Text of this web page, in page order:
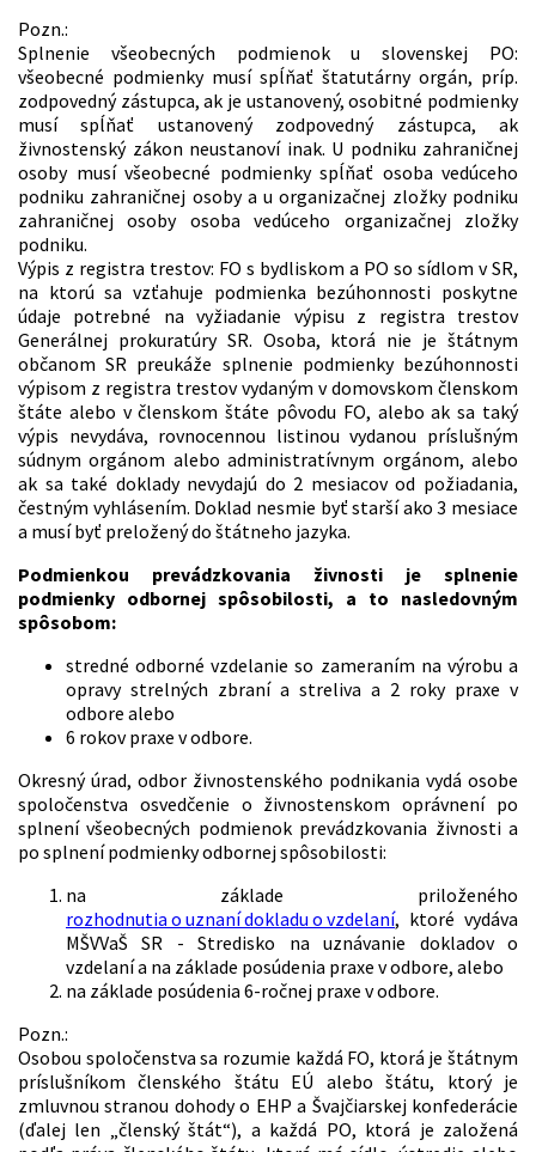
Pozn.:
Splnenie všeobecných podmienok u slovenskej PO:
všeobecné podmienky musí spĺňať štatutárny orgán, príp.
zodpovedný zástupca, ak je ustanovený, osobitné podmienky
musí spĺňať ustanovený zodpovedný zástupca, ak
živnostenský zákon neustanoví inak. U podniku zahraničnej
osoby musí všeobecné podmienky spĺňať osoba vedúceho
podniku zahraničnej osoby a u organizačnej zložky podniku
zahraničnej osoby osoba vedúceho organizačnej zložky
podniku.
Výpis z registra trestov: FO s bydliskom a PO so sídlom v SR,
na ktorú sa vzťahuje podmienka bezúhonnosti poskytne
údaje potrebné na vyžiadanie výpisu z registra trestov
Generálnej prokuratúry SR. Osoba, ktorá nie je štátnym
občanom SR preukáže splnenie podmienky bezúhonnosti
výpisom z registra trestov vydaným v domovskom členskom
štáte alebo v členskom štáte pôvodu FO, alebo ak sa taký
výpis nevydáva, rovnocennou listinou vydanou príslušným
súdnym orgánom alebo administratívnym orgánom, alebo
ak sa také doklady nevydajú do 2 mesiacov od požiadania,
čestným vyhlásením. Doklad nesmie byť starší ako 3 mesiace
a musí byť preložený do štátneho jazyka.
Podmienkou prevádzkovania živnosti je splnenie
podmienky odbornej spôsobilosti, a to nasledovným
spôsobom:
stredné odborné vzdelanie so zameraním na výrobu a
opravy strelných zbraní a streliva a 2 roky praxe v
odbore alebo
6 rokov praxe v odbore.
Okresný úrad, odbor živnostenského podnikania vydá osobe
spoločenstva osvedčenie o živnostenskom oprávnení po
splnení všeobecných podmienok prevádzkovania živnosti a
po splnení podmienky odbornej spôsobilosti:
na základe priloženého
rozhodnutia o uznaní dokladu o vzdelaní, ktoré vydáva
MŠVVaŠ SR - Stredisko na uznávanie dokladov o
vzdelaní a na základe posúdenia praxe v odbore, alebo
na základe posúdenia 6-ročnej praxe v odbore.
Pozn.:
Osobou spoločenstva sa rozumie každá FO, ktorá je štátnym
príslušníkom členského štátu EÚ alebo štátu, ktorý je
zmluvnou stranou dohody o EHP a Švajčiarskej konfederácie
(ďalej len „členský štát“), a každá PO, ktorá je založená